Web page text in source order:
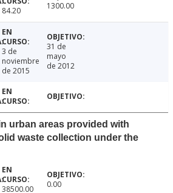
84.20 1300.00
3 de
noviembre
de 2015
31 de
mayo
de 2012
urban areas provided with
waste collection under the
38500.00 0.00